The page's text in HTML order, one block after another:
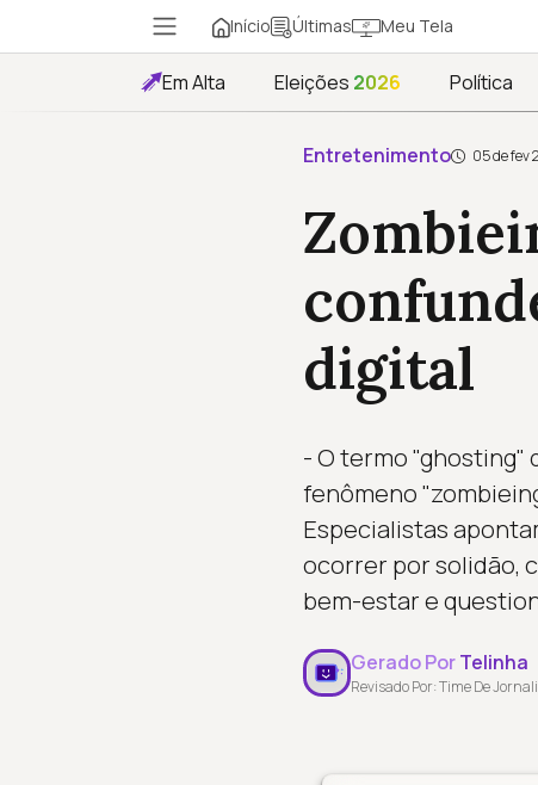
Início Últimas Meu Tela
Em Alta Eleições 2026 Política
Entretenimento 05 de fev
digital
- O termo "ghosting"
fenômeno
Especialistas
ocorrer por solidão,
bem-estar e
Gerado PorTelinha
Revisado Por: Time De